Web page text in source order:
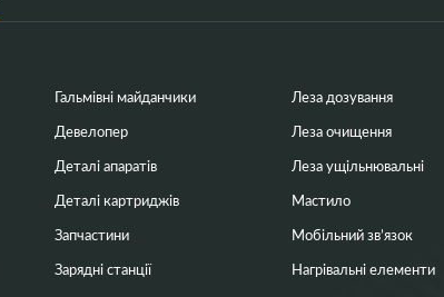
Гальмівні майданчики
Девелопер
Деталі апаратів
Деталі картриджів
Запчастини
Зарядні станції
Леза дозування
Леза очищення
Леза ущільнювальні
Мастило
Мобільний зв’язок
Нагрівальні елементи